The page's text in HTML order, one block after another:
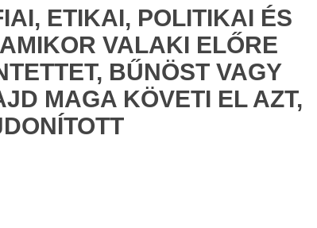
ETIKAI, POLITIKAI ÉS
VALAKI ELŐRE
BŰNÖST VAGY
MAGA KÖVETI EL AZT,